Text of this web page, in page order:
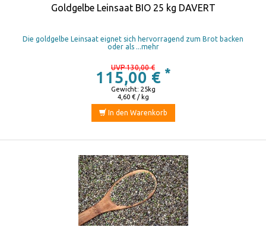
Goldgelbe Leinsaat BIO 25 kg DAVERT
Die goldgelbe Leinsaat eignet sich hervorragend zum Brot backen
oder als ...mehr
UVP 130,00 €
115,00 € *
4,60 € / kg
Gewicht: 25kg
In den Warenkorb